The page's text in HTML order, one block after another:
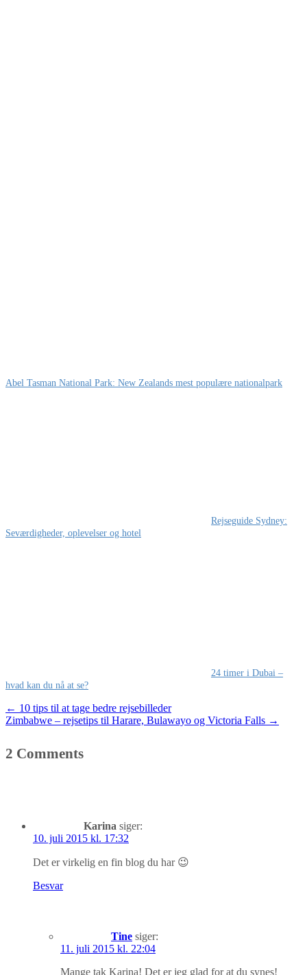
Abel Tasman National Park: New Zealands mest populære nationalpark
Rejseguide Sydney:
Seværdigheder, oplevelser og hotel
24 timer i Dubai –
hvad kan du nå at se?
Post
← 10 tips til at tage bedre rejsebilleder
Zimbabwe – rejsetips til Harare, Bulawayo og Victoria Falls →
2 Comments
Karina siger:
10. juli 2015 kl. 17:32
Det er virkelig en fin blog du har 😉
Besvar
Tine siger:
11. juli 2015 kl. 22:04
Mange tak Karina! Det er jeg glad for at du synes!